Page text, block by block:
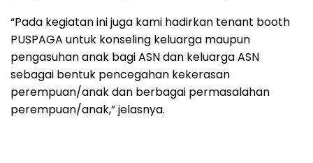
“Pada kegiatan ini juga kami hadirkan tenant booth
PUSPAGA untuk konseling keluarga maupun
pengasuhan anak bagi ASN dan keluarga ASN
sebagai bentuk pencegahan kekerasan
perempuan/anak dan berbagai permasalahan
perempuan/anak,” jelasnya.